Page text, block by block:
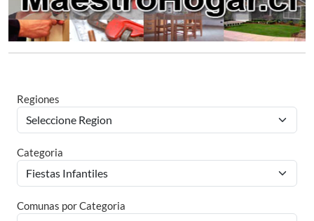
Regiones
Categoria
Comunas por Categoria